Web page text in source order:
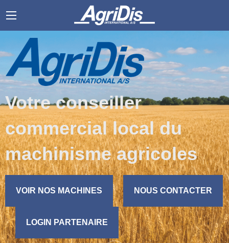
Votre conseiller
commercial local du
machinisme agricoles
VOIR NOS MACHINES NOUS CONTACTER
LOGIN PARTENAIRE